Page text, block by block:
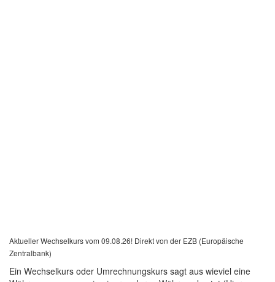
Aktueller Wechselkurs vom 09.08.26! Direkt von der EZB (Europäische
Zentralbank)
Ein Wechselkurs oder Umrechnungskurs sagt aus wieviel eine